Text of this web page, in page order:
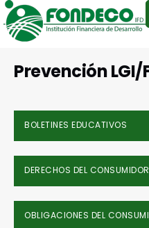
Prevención LGI/
BOLETINES EDUCATIVOS
DERECHOS DEL
OBLIGACIONES DEL